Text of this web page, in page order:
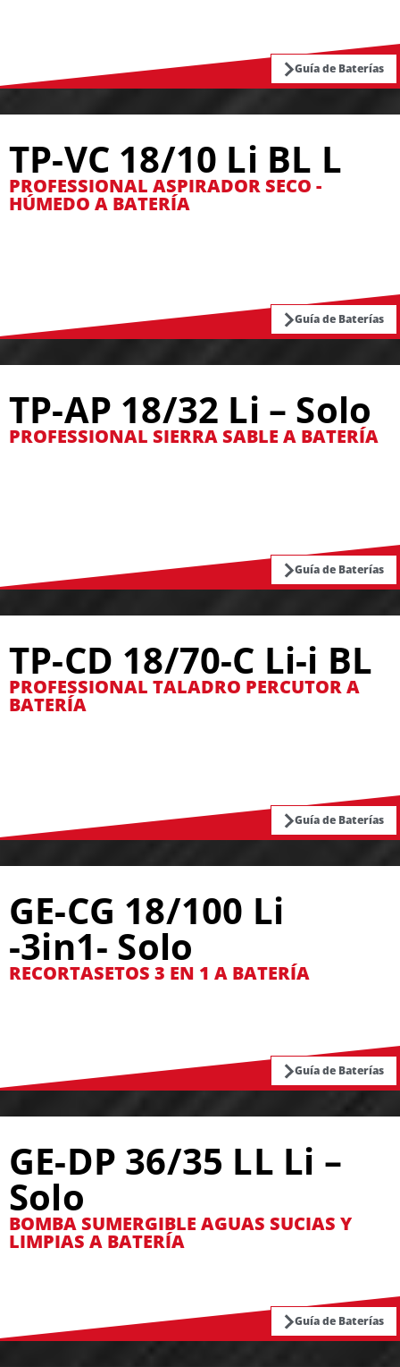
Guía de Baterías
TP-VC 18/10 Li BL L
PROFESSIONAL ASPIRADOR SECO -
HÚMEDO A BATERÍA
Guía de Baterías
TP-AP 18/32 Li – Solo
PROFESSIONAL SIERRA SABLE A BATERÍA
Guía de Baterías
TP-CD 18/70-C Li-i BL
PROFESSIONAL TALADRO PERCUTOR A
BATERÍA
Guía de Baterías
GE-CG 18/100 Li
-3in1- Solo
RECORTASETOS 3 EN 1 A BATERÍA
Guía de Baterías
GE-DP 36/35 LL Li –
Solo
BOMBA SUMERGIBLE AGUAS SUCIAS Y
LIMPIAS A BATERÍA
Guía de Baterías